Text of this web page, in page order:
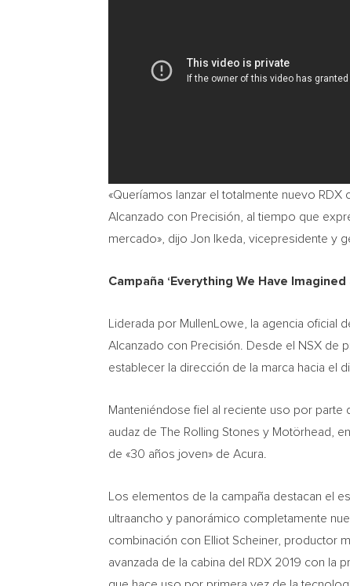
«Queríamos lanzar el totalmente nuevo
Alcanzado con Precisión, al tiempo que
mercado», dijo Jon Ikeda , vicepresidente y
Campaña ‘Everything We Have
Liderada por MullenLowe, la agencia oficial
Alcanzado con Precisión. Desde el NSX de
establecer la dirección de la marca hacia el
Manteniéndose fiel al reciente uso por parte
audaz de The Rolling Stones y Motörhead,
de «30 años joven» de Acura.
Los elementos de la campaña destacan el
ultraancho y panorámico completamente
combinación con Elliot Scheiner, productor
avanzada de la cabina del RDX 2019 con la